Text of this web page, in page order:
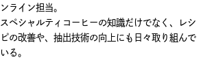
ンライン担当。
スペシャルティコーヒーの知識だけでなく、レシ
ピの改善や、抽出技術の向上にも日々取り組んで
いる。